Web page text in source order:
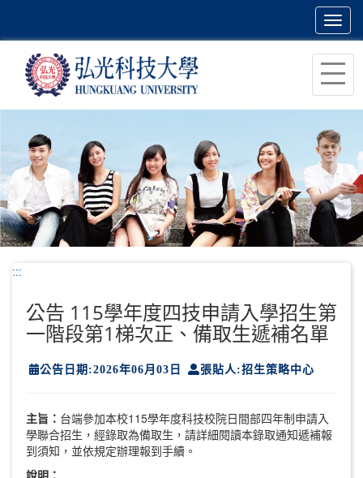
主
容
區
塊
:::
公告 115學年度四技申請入學招生第
一階段第1梯次正、備取生遞補名單
公告日期:2026年06月03日 張貼人:招生策略中心
主旨： 台端參加本校115學年度科技校院日間部四年制申請入
學聯合招生，經錄取為備取生，請詳細閱讀本錄取通知遞補報
到須知，並依規定辦理報到手續。
說明：